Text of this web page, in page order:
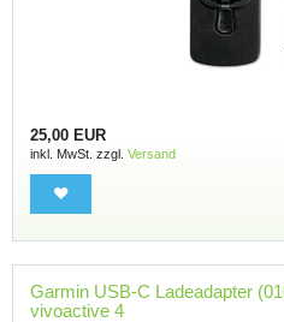
25,00 EUR
inkl. MwSt. zzgl. Versand
Garmin USB-C Ladeadapter
vivoactive 4